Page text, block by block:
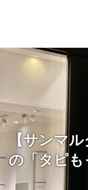
【サンマ
の「タピ